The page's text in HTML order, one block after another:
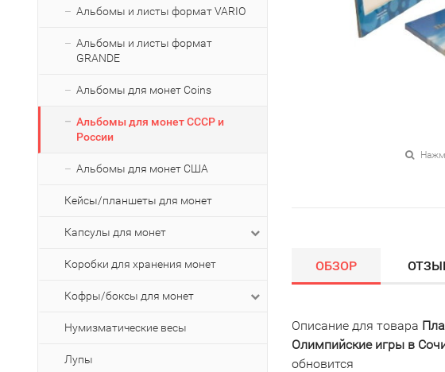
Альбомы и листы формат VARIO
Альбомы и листы формат
GRANDE
Альбомы для монет Coins
Альбомы для монет СССР и
России
Альбомы для монет США
Кейсы/планшеты для монет
Капсулы для монет
Коробки для хранения монет
Кофры/боксы для монет
Нумизматические весы
Лупы
ОБЗОР
Описание для товара
Олимпийские игры в
обновится